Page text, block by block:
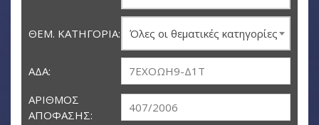
ΘΕΜ. ΚΑΤΗΓΟΡΊΑ: Όλες οι θεματικές κατηγορίες
ΑΔΑ:
ΑΡΙΘΜΌΣ
ΑΠΌΦΑΣΗΣ: